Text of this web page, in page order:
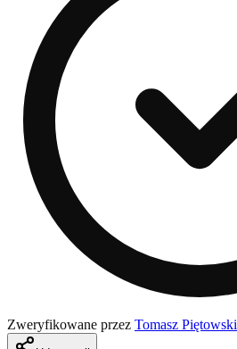
Zweryfikowane przez Tomasz Piętowski